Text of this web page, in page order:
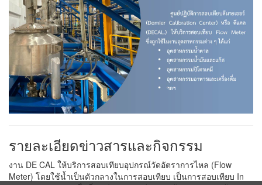
รายละเอียดข่าวสารและกิจกรรม
งาน DE CAL ให้บริการสอบเทียบอุปกรณ์วัดอัตราการไหล (Flow
Meter) โดยใช้น้ำเป็นตัวกลางในการสอบเทียบ เป็นการสอบเทียบ In